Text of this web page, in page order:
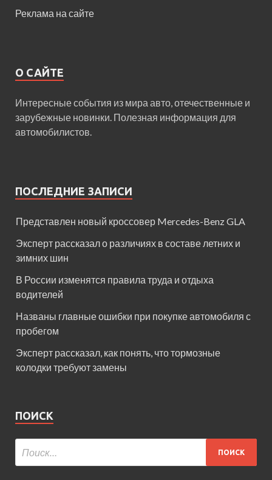
Реклама на сайте
О САЙТЕ
Интересные события из мира авто, отечественные и
зарубежные новинки. Полезная информация для
автомобилистов.
ПОСЛЕДНИЕ ЗАПИСИ
Представлен новый кроссовер Mercedes-Benz GLA
Эксперт рассказал о различиях в составе летних и
зимних шин
В России изменятся правила труда и отдыха
водителей
Названы главные ошибки при покупке автомобиля с
пробегом
Эксперт рассказал, как понять, что тормозные
колодки требуют замены
ПОИСК